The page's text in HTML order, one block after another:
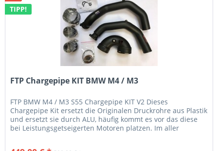
TIPP!
FTP Chargepipe KIT BMW M4 / M3
FTP BMW M4 / M3 S55 Chargepipe KIT V2 Dieses
Chargepipe Kit ersetzt die Originalen Druckrohre aus Plastik
und ersetzt sie durch ALU, häufig kommt es vor das diese
bei Leistungsgetseigerten Motoren platzen. Im aller